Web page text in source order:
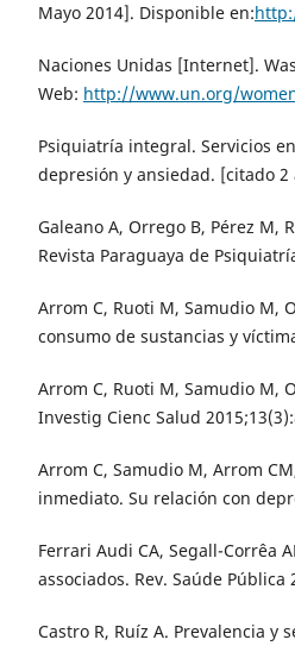
Mayo 2014]. Disponible en:
Naciones Unidas [Internet].
Web: http://www.un.org/
Psiquiatría integral. Servicios
depresión y ansiedad. [citado
Galeano A, Orrego B, Pérez
Revista Paraguaya de
Arrom C, Ruoti M, Samudio M,
consumo de sustancias y
Arrom C, Ruoti M, Samudio M,
Investig Cienc Salud
Arrom C, Samudio M, Arrom
inmediato. Su relación con
Ferrari Audi CA, Segall-Corrêa
associados. Rev. Saúde Pública
Castro R, Ruíz A. Prevalencia y